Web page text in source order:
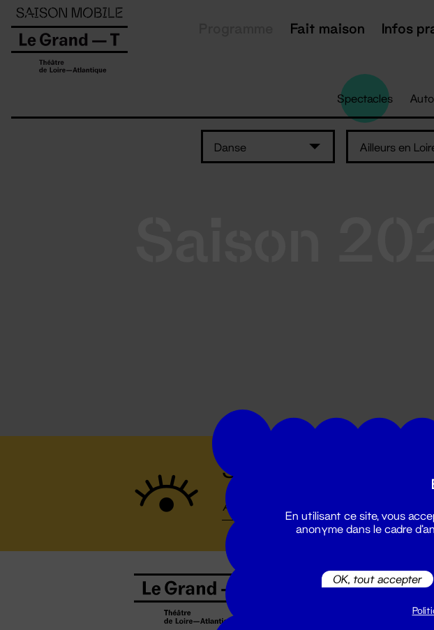
Fait maison Infos
Spectacles
Danse
Suivez toutes les
Billetterie
billetterie@leGrandT.fr
Panneau de gestion des cookies
En utilisant ce site, vous
anonyme dans le cadre
OK, tout accepter